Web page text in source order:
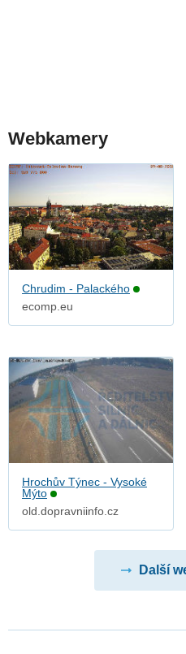
Webkamery
Chrudim - Palackého
ecomp.eu
Hrochův Týnec - Vysoké
Mýto
old.dopravniinfo.cz
Další